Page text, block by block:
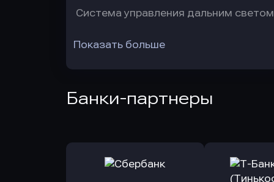
Система управления дальним светом
Показать больше
Банки-партнеры